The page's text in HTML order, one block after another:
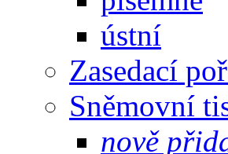
ústní
Zasedací
Sněmovní
nově